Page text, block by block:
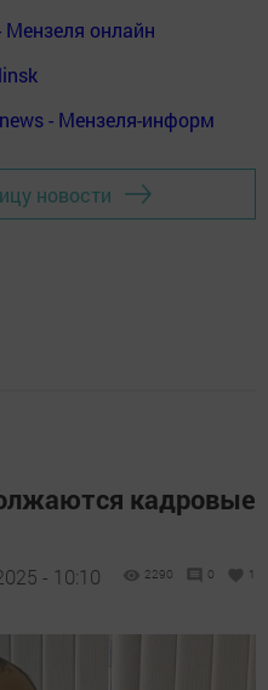
онлайн
- Мензеля-информ
новости
кадровые
- 10:10 2290 0 1